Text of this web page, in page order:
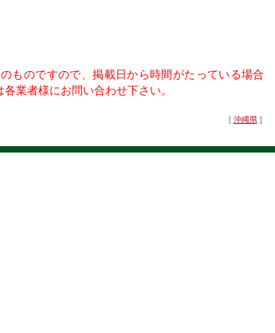
ものですので、掲載日から時間がたっている場合
業者様にお問い合わせ下さい。
[ 沖縄県]